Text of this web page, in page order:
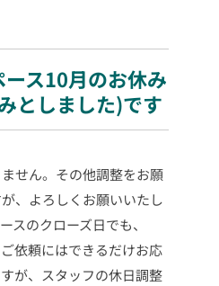
ース10月のお休み
としました)です
せん。その他調整をお願
、よろしくお願いいたし
スのクローズ日でも、
依頼にはできるだけお応
が、スタッフの休日調整